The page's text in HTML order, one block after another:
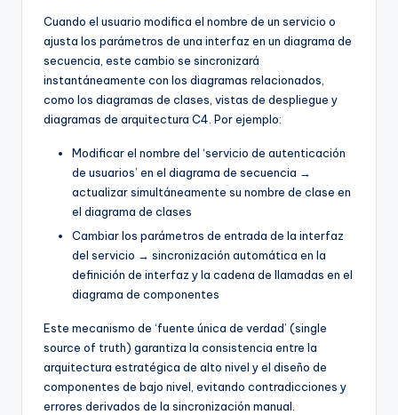
Cuando el usuario modifica el nombre de un servicio o
ajusta los parámetros de una interfaz en un diagrama de
secuencia, este cambio se sincronizará
instantáneamente con los diagramas relacionados,
como los diagramas de clases, vistas de despliegue y
diagramas de arquitectura C4. Por ejemplo:
Modificar el nombre del ‘servicio de autenticación
de usuarios’ en el diagrama de secuencia →
actualizar simultáneamente su nombre de clase en
el diagrama de clases
Cambiar los parámetros de entrada de la interfaz
del servicio → sincronización automática en la
definición de interfaz y la cadena de llamadas en el
diagrama de componentes
Este mecanismo de ‘fuente única de verdad’ (single
source of truth) garantiza la consistencia entre la
arquitectura estratégica de alto nivel y el diseño de
componentes de bajo nivel, evitando contradicciones y
errores derivados de la sincronización manual.